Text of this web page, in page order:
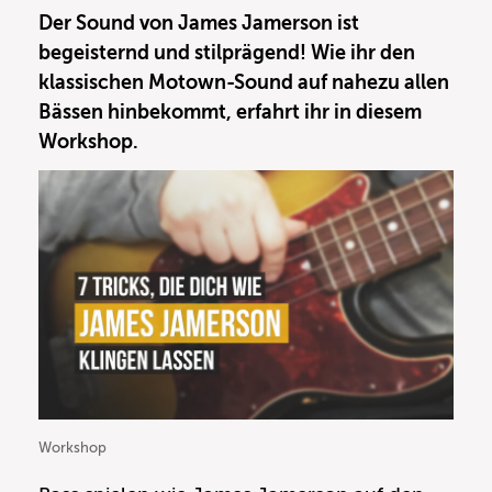
Workshop
Der Sound von James Jamerson ist
begeisternd und stilprägend! Wie ihr den
klassischen Motown-Sound auf nahezu allen
Bässen hinbekommt, erfahrt ihr in diesem
Workshop.